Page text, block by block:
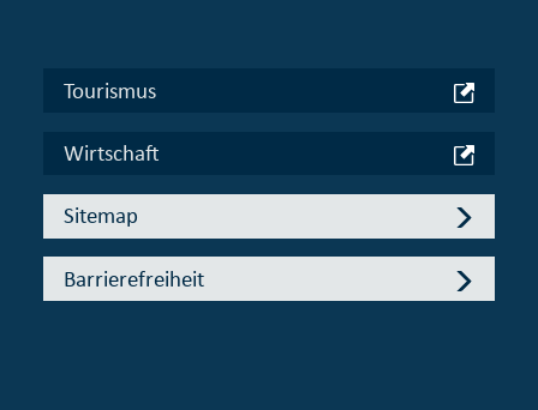
Tourismus
Wirtschaft
Sitemap
Barrierefreiheit